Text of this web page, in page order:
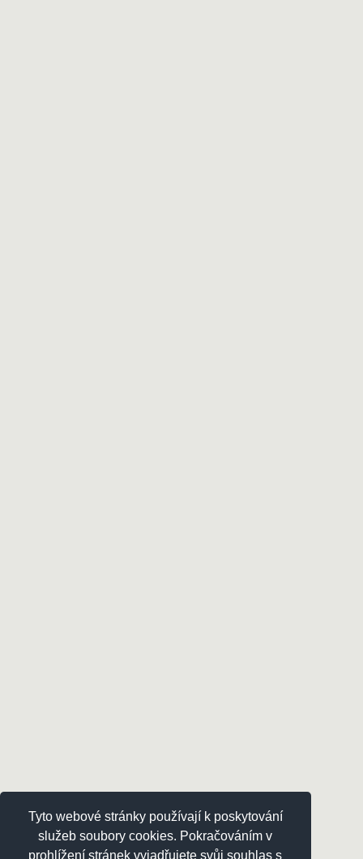
Tyto webové stránky používají k poskytování
služeb soubory cookies. Pokračováním v
prohlížení stránek vyjadřujete svůj souhlas s